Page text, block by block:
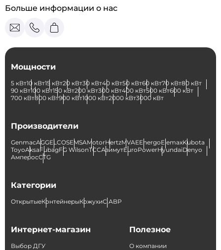
Больше информации о нас
Мощности
5 кВт10 кВт15 кВт20 кВт30 кВт40 кВт50 кВт60 кВт70 кВт80 кВт
90 кВт100 кВт150 кВт200 кВт300 кВт400 кВт500 кВт600 кВт
700 кВт800 кВт900 кВт1000 кВт2000 кВт3000 кВт
Производители
GenmacAGGELCOSEMSAMotorHertzMVAEEnergoElemaxKubota
ToyoAksaFubagFG WilsonТССАзимутEuroPowerHyundaiDenyo
АмперосCTG
Категории
ОткрытыеКонтейнерыКожухиС АВР
Интернет-магазин
Выбор ДГУ
Полезное
О компании